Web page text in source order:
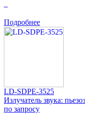
Подробнее
LD-SDPE-3525
Излучатель звука:
по запросу